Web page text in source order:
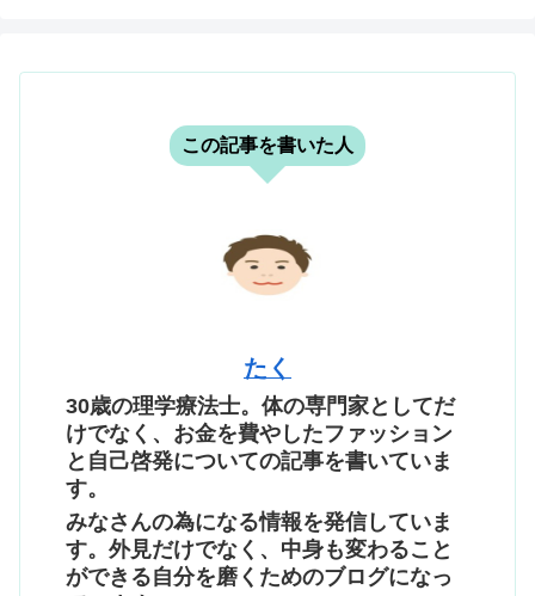
この記事を書いた人
たく
30歳の理学療法士。体の専門家としてだ
けでなく、お金を費やしたファッション
と自己啓発についての記事を書いていま
す。
みなさんの為になる情報を発信していま
す。外見だけでなく、中身も変わること
ができる自分を磨くためのブログになっ